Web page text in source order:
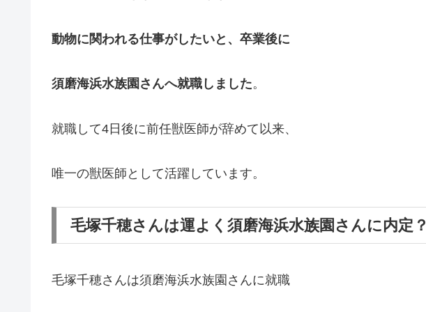
動物に関われる仕事がしたいと、卒業後に
須磨海浜水族園さんへ就職しました。
就職して4日後に前任獣医師が辞めて以来、
唯一の獣医師として活躍しています。
毛塚千穂さんは運よく須磨海浜水族園さんに内定？
毛塚千穂さんは須磨海浜水族園さんに就職